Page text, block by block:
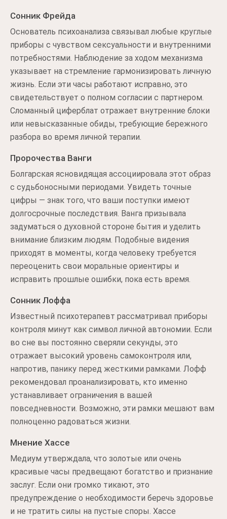
Сонник Фрейда
Основатель психоанализа связывал любые круглые
приборы с чувством сексуальности и внутренними
потребностями. Наблюдение за ходом механизма
указывает на стремление гармонизировать личную
жизнь. Если эти часы работают исправно, это
свидетельствует о полном согласии с партнером.
Сломанный циферблат отражает внутренние блоки
или невысказанные обиды, требующие бережного
разбора во время личной терапии.
Пророчества Ванги
Болгарская ясновидящая ассоциировала этот образ
с судьбоносными периодами. Увидеть точные
цифры — знак того, что ваши поступки имеют
долгосрочные последствия. Ванга призывала
задуматься о духовной стороне бытия и уделить
внимание близким людям. Подобные видения
приходят в моменты, когда человеку требуется
переоценить свои моральные ориентиры и
исправить прошлые ошибки, пока есть время.
Сонник Лоффа
Известный психотерапевт рассматривал приборы
контроля минут как символ личной автономии. Если
во сне вы постоянно сверяли секунды, это
отражает высокий уровень самоконтроля или,
напротив, панику перед жесткими рамками. Лофф
рекомендовал проанализировать, кто именно
устанавливает ограничения в вашей
повседневности. Возможно, эти рамки мешают вам
полноценно радоваться жизни.
Мнение Хассе
Медиум утверждала, что золотые или очень
красивые часы предвещают богатство и признание
заслуг. Если они громко тикают, это
предупреждение о необходимости беречь здоровье
и не тратить силы на пустые споры. Хассе